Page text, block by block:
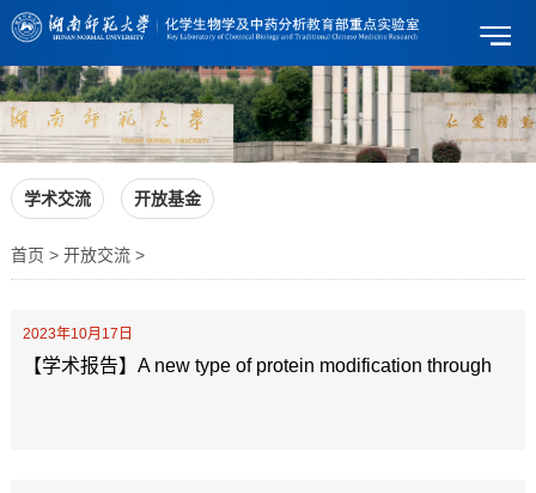
学术交流 开放基金
首页 > 开放交流 >
2023年10月17日
【学术报告】A new type of protein modification through